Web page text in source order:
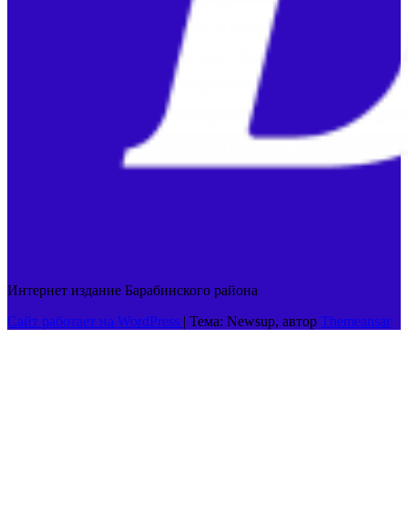
Интернет издание Барабинского района
Сайт работает на WordPress | Тема: Newsup, автор Themeansar